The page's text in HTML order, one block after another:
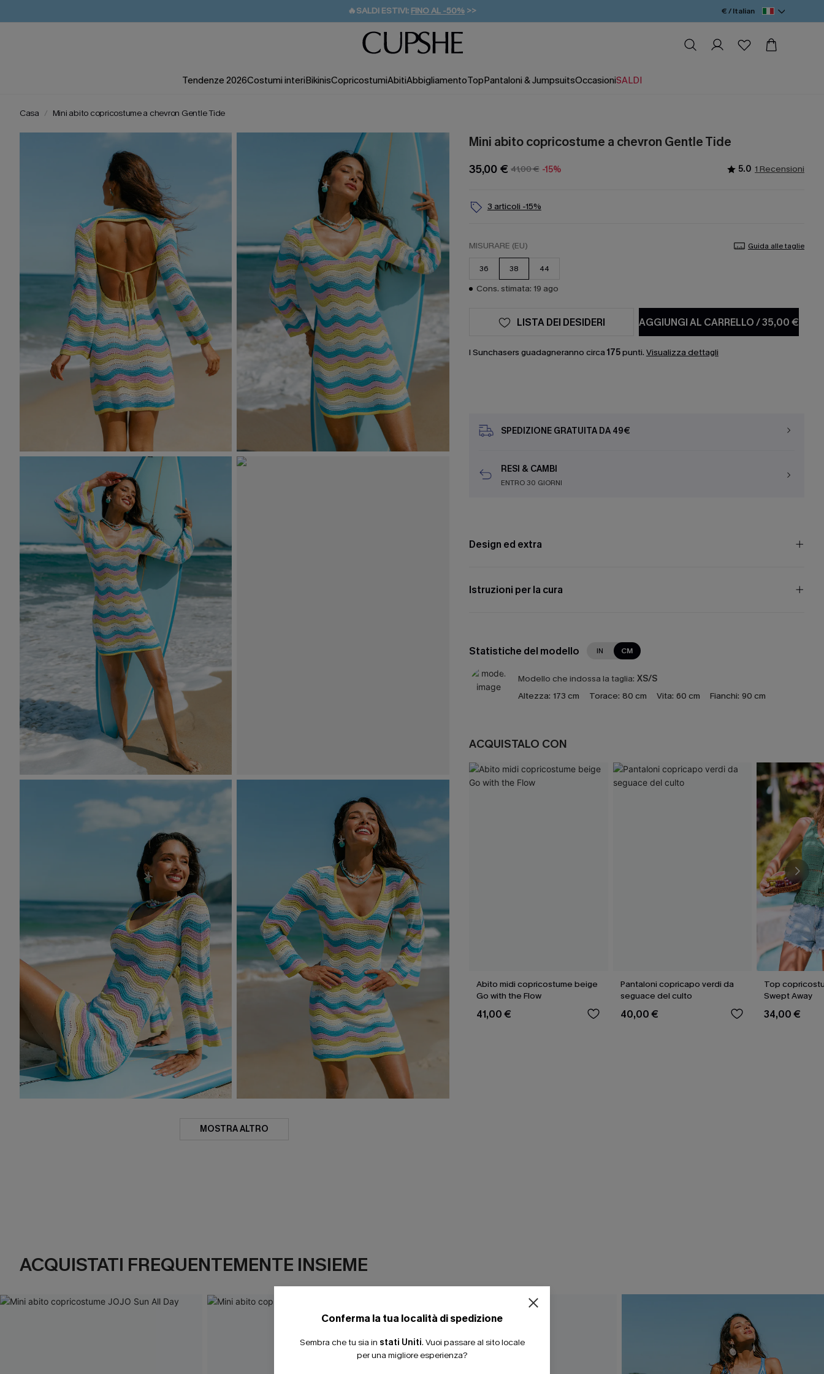
🔥SALDI ESTIVI: FINO AL -50% >>
🚚SPEDIZIONE GRATUITA DA 49€
💌REGALO PER I NUOVI: 20% DI SCONTO*
€ / Italian
Tendenze 2026Costumi interiBikinisCopricostumiAbitiAbbigliamentoTopPantaloni & JumpsuitsOccasioniSALDI
Casa Mini abito copricostume a chevron Gentle Tide
MOSTRA ALTRO
Mini abito copricostume a chevron Gentle Tide
35,00 € 41,00 € -15% 5.0 1 Recensioni
3 articoli -15%
MISURARE (EU) Guida alle taglie
36 38 44
Cons. stimata: 19 ago
AGGIUNGI AL CARRELLO/35,00 €
LISTA DEI DESIDERI
I Sunchasers guadagneranno circa 175punti. Visualizza dettagli
SPEDIZIONE GRATUITA DA 49€
RESI & CAMBI
ENTRO 30 GIORNI
Design ed extra
Istruzioni per la cura
Statistiche del modello IN CM
Modello che indossa la taglia: XS/S
Altezza: 173 cm Torace: 80 cm Vita: 60 cm Fianchi: 90 cm
ACQUISTALO CON
Abito midi copricostume beige
Go with the Flow
41,00 €
Pantaloni copricapo verdi da
seguace del culto
40,00 €
Top
Swept Away
34,00 €
ACQUISTATI FREQUENTEMENTE INSIEME
Conferma la tua località di spedizione
Sembra che tu sia in stati Uniti. Vuoi passare al sito locale
per una migliore esperienza?
20% DI SCONTO SU 2 O PIÙ ARTICOLI